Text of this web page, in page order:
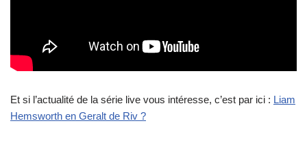
Et si l’actualité de la série live vous intéresse, c’est par ici : Liam
Hemsworth en Geralt de Riv ?